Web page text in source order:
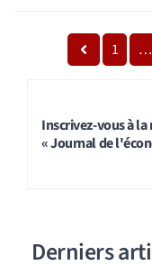
1 …
Inscrivez-vous à
« Journal de
Derniers